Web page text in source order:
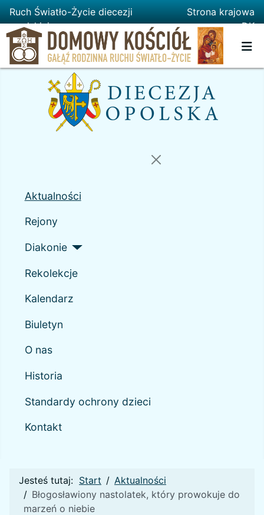
Ruch Światło-Życie diecezji
opolskiej
Strona krajowa
DK
Aktualności
Rejony
Diakonie
Rekolekcje
Kalendarz
Biuletyn
O nas
Historia
Standardy ochrony dzieci
Kontakt
Jesteś tutaj: Start
Aktualności
Błogosławiony nastolatek, który prowokuje do
marzeń o niebie